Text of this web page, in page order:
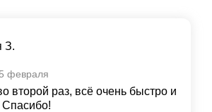
З.
февраля
второй раз, всё очень быстро и
Спасибо!